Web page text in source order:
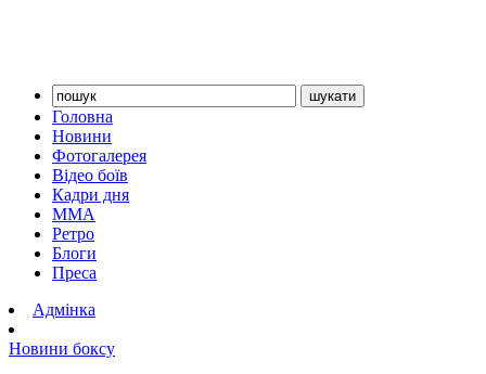
Головна
Новини
Фотогалерея
Відео боїв
Кадри дня
ММА
Ретро
Блоги
Преса
Адмінка
Новини боксу